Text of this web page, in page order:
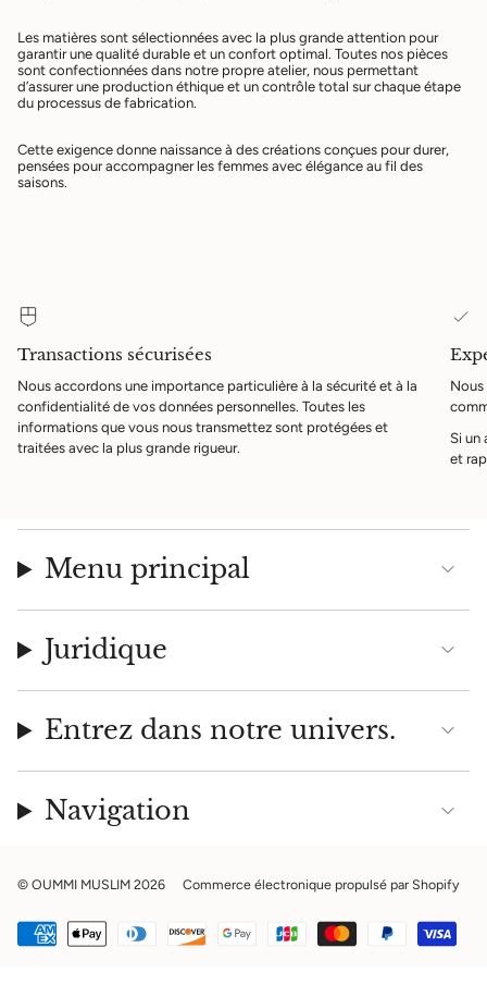
Les matières sont sélectionnées avec la plus grande attention pour
garantir une qualité durable et un confort optimal. Toutes nos pièces
sont confectionnées dans notre propre atelier, nous permettant
d’assurer une production éthique et un contrôle total sur chaque étape
du processus de fabrication.
Cette exigence donne naissance à des créations conçues pour durer,
pensées pour accompagner les femmes avec élégance au fil des
saisons.
Transactions sécurisées
Nous accordons une importance particulière à la sécurité et à la
confidentialité de vos données personnelles. Toutes les
informations que vous nous transmettez sont protégées et
traitées avec la plus grande rigueur.
Si un
et
Menu principal
Juridique
Entrez dans notre univers.
Navigation
© OUMMI MUSLIM 2026 Commerce électronique propulsé par Shopify